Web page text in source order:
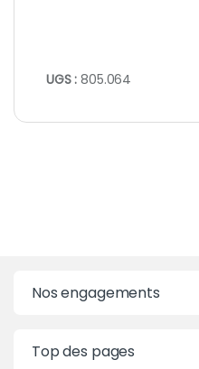
UGS :805.064
Nos engagements
Top des pages